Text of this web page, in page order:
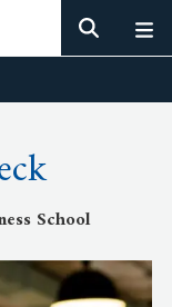
School